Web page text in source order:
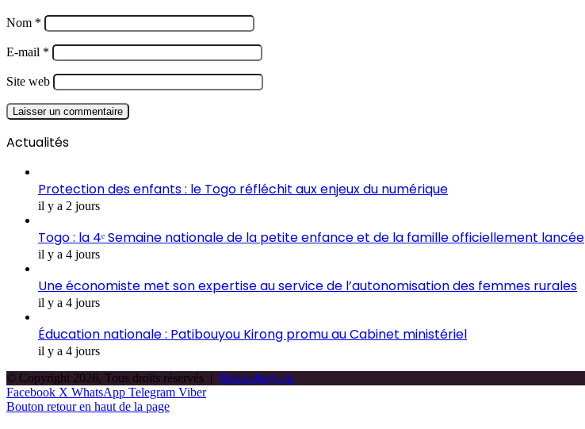
Nom *
E-mail *
Site web
Actualités
Protection des enfants : le Togo réfléchit aux enjeux du numérique
il y a 2 jours
Togo : la 4ᵉ Semaine nationale de la petite enfance et de la famille officiellement lancée
il y a 4 jours
Une économiste met son expertise au service de l’autonomisation des femmes rurales
il y a 4 jours
Éducation nationale : Patibouyou Kirong promu au Cabinet ministériel
il y a 4 jours
© Copyright 2026, Tous droits réservés | Newsoftogo.tg
Facebook X WhatsApp Telegram Viber
Bouton retour en haut de la page